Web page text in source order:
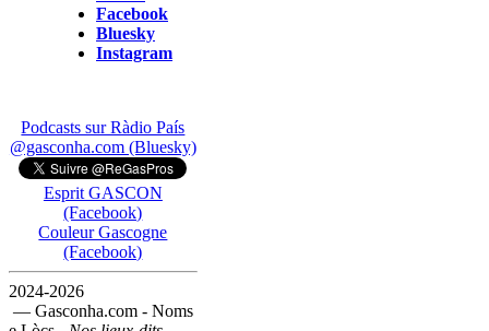
Facebook
Bluesky
Instagram
Podcasts sur Ràdio País
@gasconha.com (Bluesky)
Esprit GASCON
(Facebook)
Couleur Gascogne
(Facebook)
2024-2026
— Gasconha.com - Noms